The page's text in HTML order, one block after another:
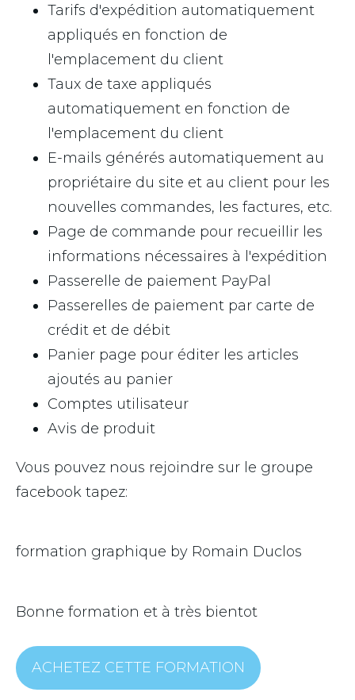
Tarifs d'expédition automatiquement
appliqués en fonction de
l'emplacement du client
Taux de taxe appliqués
automatiquement en fonction de
l'emplacement du client
E-mails générés automatiquement au
propriétaire du site et au client pour les
nouvelles commandes, les factures, etc.
Page de commande pour recueillir les
informations nécessaires à l'expédition
Passerelle de paiement PayPal
Passerelles de paiement par carte de
crédit et de débit
Panier page pour éditer les articles
ajoutés au panier
Comptes utilisateur
Avis de produit
Vous pouvez nous rejoindre sur le groupe
facebook tapez:
formation graphique by Romain Duclos
Bonne formation et à très bientot
ACHETEZ CETTE FORMATION